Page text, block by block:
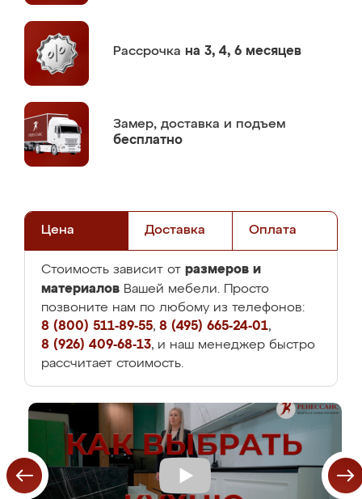
Рассрочка на 3, 4, 6 месяцев
Замер, доставка и подъем
бесплатно
Цена Доставка Оплата
Стоимость зависит от размеров и
материалов Вашей мебели. Просто
позвоните нам по любому из телефонов:
8 (800) 511-89-55, 8 (495) 665-24-01,
8 (926) 409-68-13, и наш менеджер быстро
рассчитает стоимость.